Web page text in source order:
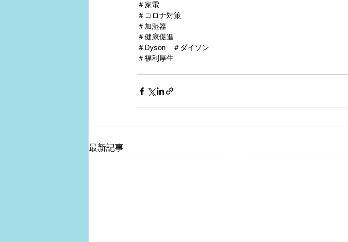
＃家電
＃コロナ対策
＃加湿器
＃健康促進
＃Dyson　＃ダイソン
＃福利厚生
最新記事